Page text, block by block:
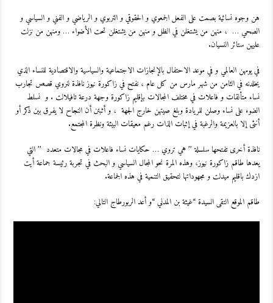
هن وجوه نسائية بصمت على الفعل الجمعوي و الحقوقي و التربوي و الرياضي و الفني و السياسي و
الصحي … ، منهن من يشتغلن في الظل و منهن من يشتغلن تحت الأضواء … ومنهن من نزلت
عليهن ستائر النسيان.
في يومهن العالمي و في موعد الاحتفال بالإنجازات الاجتماعية والسياسية والاقتصادية للنساء الذي
يخلدنه في الثامن من شهر مارس من كل عام ، نفتح في زاكورة نيوز نافذة لنروي قصص تجارب
نساء متألقات و فاعلات في مختلف المجالات بإقليم زاكورة وجهة درعة تافيلالت . و نسلط
الضوء على نساء وصلن للريادة وبلغ صيتهن خارج الجهة ، و أثبتن أن النجاح لا يفرق بين ذكر أو
أنثى إلا بالعزيمة والرغبة في إثبات الذات رغم معيقات البيئة ونظرة المجتمع.
نافذة أخرى تفتحها سلسلة ’’ هي تروي … حكايات نساء فاعلات في مجالات متعدد ’’ التي
يعدها طاقم زاكورة نيوز، وهذه المرة نحو المجال السياسي و البحث في تجربة رئيسة جماعة أيت
ازدك باقليم ميدلت و مجهوداتها لتحقيق التنمية في هذه الجماعة.
طاقم الموقع التقى السيدة “غيثة بن المدني “و أعد الربورطاج التالي: